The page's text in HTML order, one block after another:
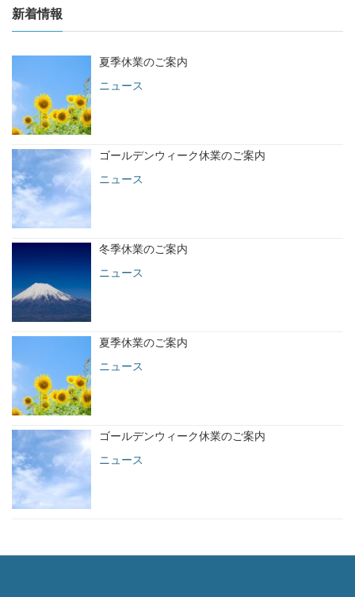
新着情報
夏季休業のご案内
ニュース
ゴールデンウィーク休業のご案内
ニュース
冬季休業のご案内
ニュース
夏季休業のご案内
ニュース
ゴールデンウィーク休業のご案内
ニュース